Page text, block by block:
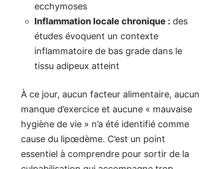
ecchymoses
Inflammation locale chronique : des
études évoquent un contexte
inflammatoire de bas grade dans le
tissu adipeux atteint
À ce jour, aucun facteur alimentaire, aucun
manque d’exercice et aucune « mauvaise
hygiène de vie » n’a été identifié comme
cause du lipœdème. C’est un point
essentiel à comprendre pour sortir de la